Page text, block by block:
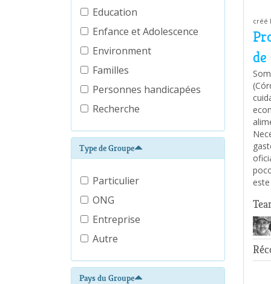
Education
Enfance et Adolescence
Environment
Familles
Personnes handicapées
Recherche
Type de Groupe
Particulier
ONG
Entreprise
Autre
Pays du Groupe
créé
de